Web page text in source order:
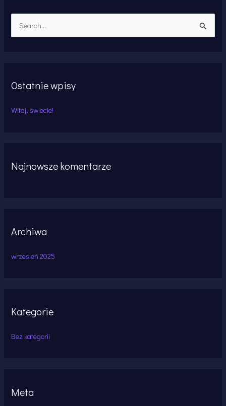
a
d
Ostatnie wpisy
Witaj, świecie!
Najnowsze komentarze
Archiwa
wrzesień 2025
Kategorie
Bez kategorii
Meta